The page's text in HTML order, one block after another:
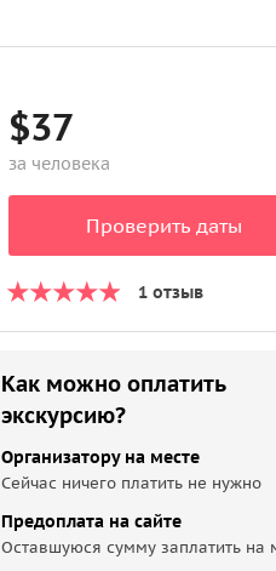
$37
за человека
Проверить даты
1 отзыв
Как можно оплатить
экскурсию?
Организатору на месте
Сейчас ничего платить не нужно
Предоплата на сайте
Оставшуюся сумму заплатить на